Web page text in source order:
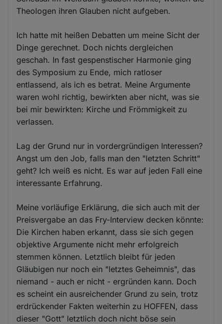
Theologen ihren Glauben nicht aufgeben.
Ich hatte mit heißen Debatten um meine Sicht der
Dinge gerechnet. Doch nichts dergleichen
geschah. In fast gespenstischer Harmonie ging
des Symposium zu Ende, mich ratloser
entlassend, als ich es betrat. Meine Argumente
waren wohl richtig, bewirkten aber nicht, was sie
bei mir bewirkten: Kirche und Frömmigkeit zu
verlassen.
Lag der Grund nur in vordergründigen Interessen?
Angst um den Job, falls man den "letzten Schritt"
geht? Ich weiß es nicht. Es war auf jeden Fall eine
interessante Erfahrung.
Meine vorläufige Erklärung, die sich auch mit der
Preisvergabe an das Fry-Interview decken könnte:
Die Kirchen haben erkannt, dass sie sich gegen
objektive Argumente nicht mehr erfolgreich
stemmen können. Letztlich bleibt für jeden
Gläubigen nur noch ein "letztes Geheimnis", das
niemand - auch er nicht - ergründen kann. Doch
es scheint ein ausreichender Grund zu sein, trotz
erdrückender Fakten weiterhin zu HOFFEN, dass
dieser "Gott" letztlich doch nicht böse sein